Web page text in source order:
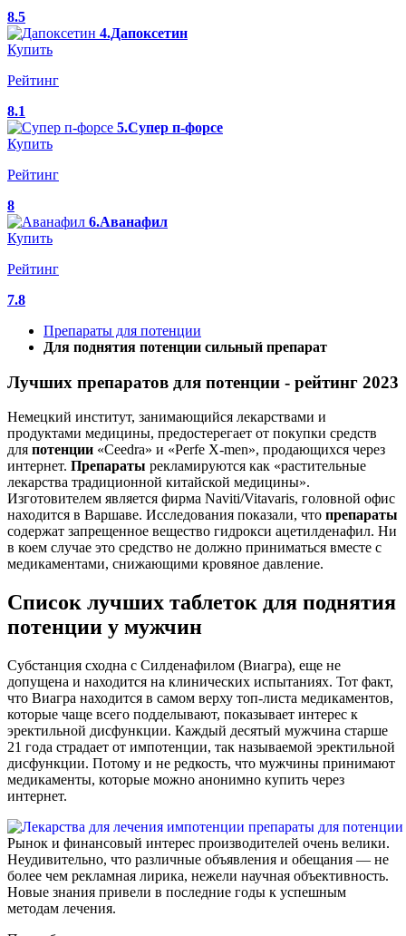
8.5
4.Дапоксетин
Купить
Рейтинг
8.1
5.Супер п-форсе
Купить
Рейтинг
8
6.Аванафил
Купить
Рейтинг
7.8
Препараты для потенции
Для поднятия потенции сильный препарат
Лучших препаратов для потенции - рейтинг 2023
Немецкий институт, занимающийся лекарствами и
продуктами медицины, предостерегает от покупки средств
для потенции «Ceedra» и «Perfe X-men», продающихся через
интернет. Препараты рекламируются как «растительные
лекарства традиционной китайской медицины».
Изготовителем является фирма Naviti/Vitavaris, головной офис
находится в Варшаве. Исследования показали, что препараты
содержат запрещенное вещество гидрокси ацетилденафил. Ни
в коем случае это средство не должно приниматься вместе с
медикаментами, снижающими кровяное давление.
Список лучших таблеток для поднятия
потенции у мужчин
Субстанция сходна с Силденафилом (Виагра), еще не
допущена и находится на клинических испытаниях. Тот факт,
что Виагра находится в самом верху топ-листа медикаментов,
которые чаще всего подделывают, показывает интерес к
эректильной дисфункции. Каждый десятый мужчина старше
21 года страдает от импотенции, так называемой эректильной
дисфункции. Потому и не редкость, что мужчины принимают
медикаменты, которые можно анонимно купить через
интернет.
Рынок и финансовый интерес производителей очень велики.
Неудивительно, что различные объявления и обещания — не
более чем рекламная лирика, нежели научная объективность.
Новые знания привели в последние годы к успешным
методам лечения.